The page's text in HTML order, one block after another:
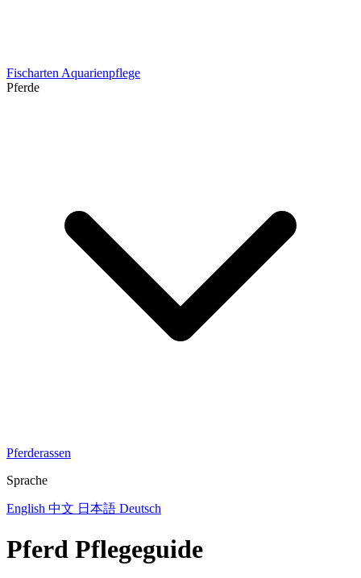
Fischarten Aquarienpflege
Pferde
Pferderassen
Sprache
English 中文 日本語 Deutsch
Pferd Pflegeguide